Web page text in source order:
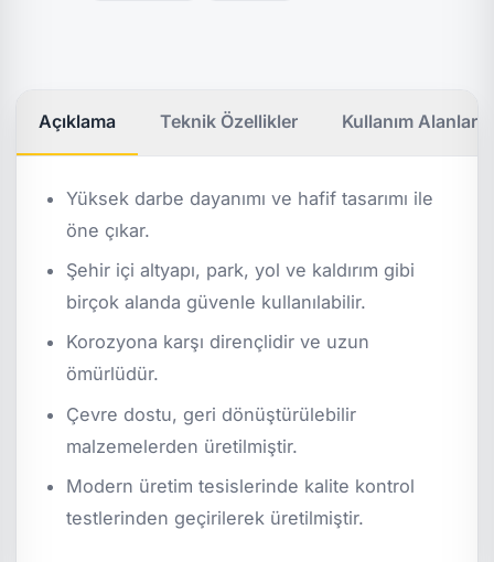
Açıklama Teknik Özellikler Kullanım Alanları
Yüksek darbe dayanımı ve hafif tasarımı ile
öne çıkar.
Şehir içi altyapı, park, yol ve kaldırım gibi
birçok alanda güvenle kullanılabilir.
Korozyona karşı dirençlidir ve uzun
ömürlüdür.
Çevre dostu, geri dönüştürülebilir
malzemelerden üretilmiştir.
Modern üretim tesislerinde kalite kontrol
testlerinden geçirilerek üretilmiştir.